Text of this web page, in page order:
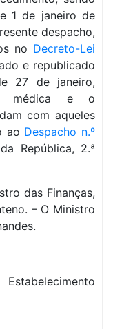
1 de janeiro de
despacho,
no Decreto-Lei
e republicado
27 de janeiro,
médica e o
com aqueles
ao Despacho n.º
República, 2.ª
das Finanças,
– O Ministro